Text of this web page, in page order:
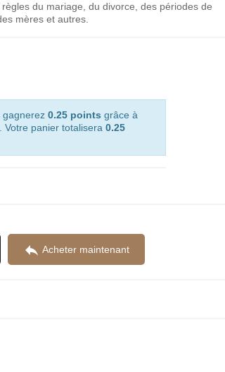
du mariage, du divorce, des périodes de
mères et autres.
gagnerez 0.25 points grâce à
Votre panier totalisera 0.25
 Acheter maintenant